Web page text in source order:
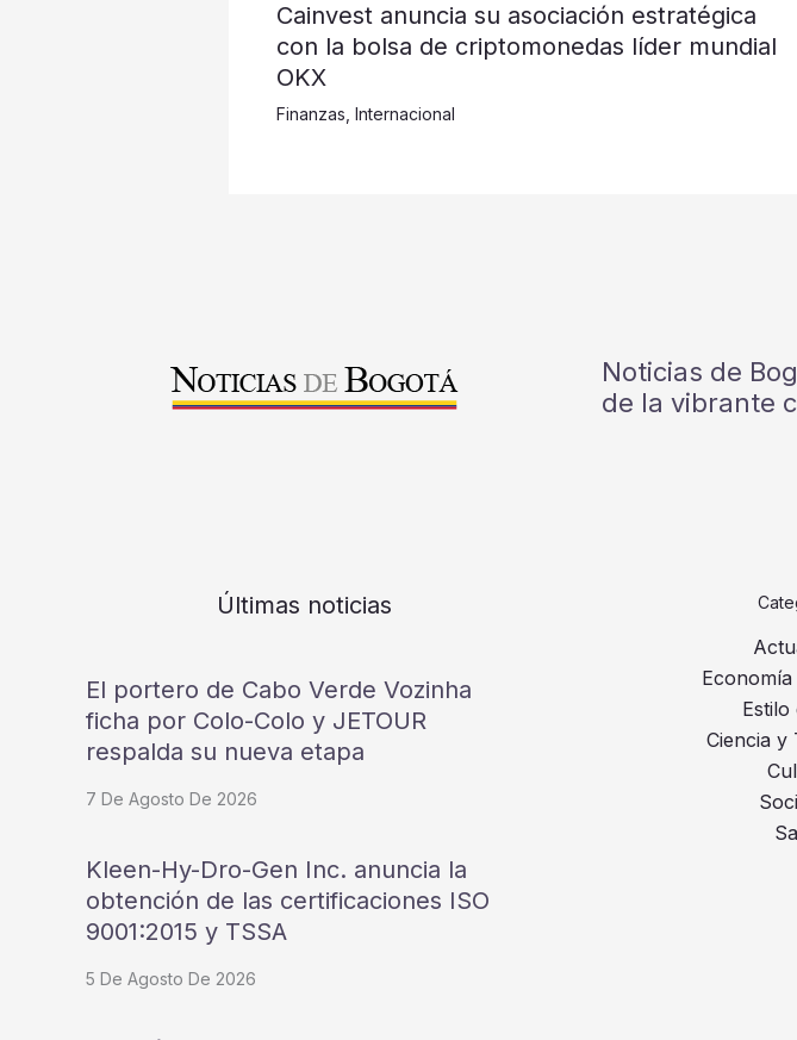
Cainvest anuncia su asociación estratégica
con la bolsa de criptomonedas líder mundial
OKX
Finanzas Internacional
Noticias de
de la vibrante
Últimas noticias
El portero de Cabo Verde Vozinha
ficha por Colo-Colo y JETOUR
respalda su nueva etapa
7 De Agosto De 2026
Kleen-Hy-Dro-Gen Inc. anuncia la
obtención de las certificaciones ISO
9001:2015 y TSSA
5 De Agosto De 2026
Estilo
Ciencia y